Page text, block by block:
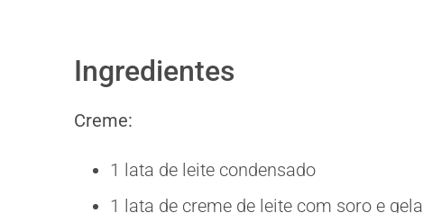
Ingredientes
Creme:
1 lata de leite condensado
1 lata de creme de leite com soro e